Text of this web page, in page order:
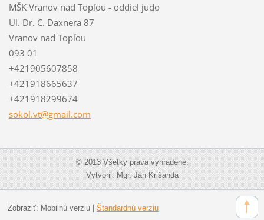
MŠK Vranov nad Topľou - oddiel judo
Ul. Dr. C. Daxnera 87
Vranov nad Topľou
093 01
+421905607858
+421918665637
+421918299674
sokol.vt@gmail.com
© 2013 Všetky práva vyhradené.
Vytvoril: Mgr. Ján Krišanda
Zobraziť: Mobilnú verziu| Štandardnú verziu